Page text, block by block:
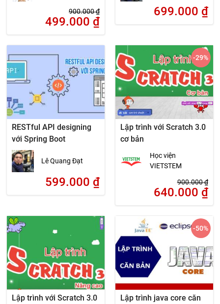
900.000₫
499.000 ₫
699.000 ₫
RESTful API designing
với Spring Boot
Lê Quang Đạt
599.000 ₫
Lập trình với Scratch 3.0
cơ bản
Học viện
VIETSTEM
900.000₫
640.000 ₫
-29%
Lập trình với Scratch 3.0
Lập trình java core căn
-50%